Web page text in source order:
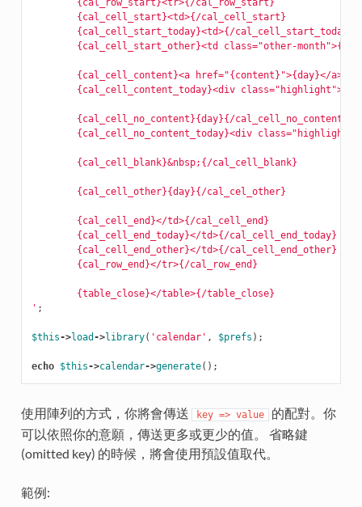
        {cal_row_start}<tr>{/cal_row_start}
        {cal_cell_start}<td>{/cal_cell_start}
        {cal_cell_start_today}<td>{/cal_cell_start_today}
{cal_cell_start_other}<td class="other-month">{/
{cal_cell_content}<a href="{content}">{day}</a>{/
{cal_cell_content_today}<div
        {cal_cell_no_content}{day}{/cal_cell_no_content}
{cal_cell_no_content_today}<div
        {cal_cell_blank}&nbsp;{/cal_cell_blank}
        {cal_cell_other}{day}{/cal_cel_other}
        {cal_cell_end}</td>{/cal_cell_end}
        {cal_cell_end_today}</td>{/cal_cell_end_today}
        {cal_cell_end_other}</td>{/cal_cell_end_other}
        {cal_row_end}</tr>{/cal_row_end}
        {table_close}</table>{/table_close}
' ;
$this->load ->library( 'calendar' , $prefs );
echo $this->calendar->generate();
使用陣列的方式，你將會傳送 key => value 的配對。你
可以依照你的意願，傳送更多或更少的值。 省略鍵
(omitted key) 的時候，將會使用預設值取代。
範例: